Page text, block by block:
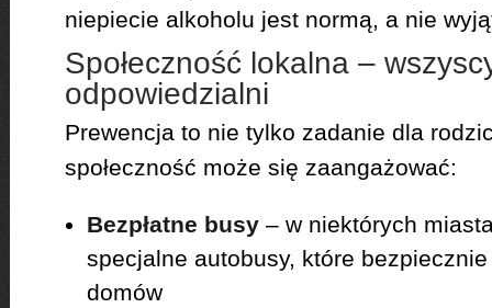
niepiecie alkoholu jest normą, a nie
Społeczność lokalna –
odpowiedzialni
Prewencja to nie tylko zadanie dla
społeczność może się zaangażować:
Bezpłatne busy– w niektórych
specjalne autobusy, które
domów